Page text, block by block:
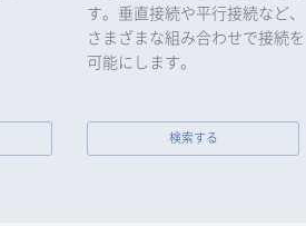
す。垂直接続や平行接続など、
さまざまな組み合わせで接続を
可能にします。
検索する